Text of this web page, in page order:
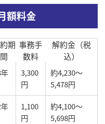
額料金
期
間
事務手
数料
解約金（税
込）
3,300
円
約4,230〜
5,478円
1,100
円
約4,100〜
5,698円